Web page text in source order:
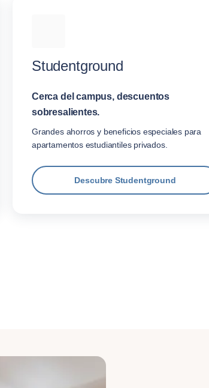
Studentground
Cerca del campus, descuentos
sobresalientes.
Grandes ahorros y beneficios especiales para
apartamentos estudiantiles privados.
Descubre Studentground